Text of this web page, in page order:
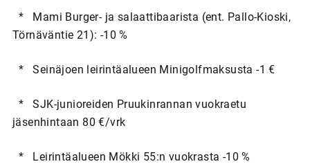
* Mami Burger- ja salaattibaarista (ent. Pallo-Kioski,
Törnäväntie 21): -10 %
* Seinäjoen leirintäalueen Minigolfmaksusta -1 €
* SJK-junioreiden Pruukinrannan vuokraetu
jäsenhintaan 80 €/vrk
* Leirintäalueen Mökki 55:n vuokrasta -10 %